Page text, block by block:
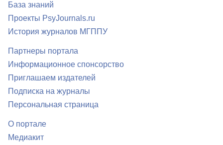
База знаний
Проекты PsyJournals.ru
История журналов МГППУ
Партнеры портала
Информационное спонсорство
Приглашаем издателей
Подписка на журналы
Персональная страница
О портале
Медиакит